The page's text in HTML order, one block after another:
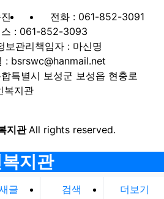
전화 : 061-852-3091
: 061-852-3093
보관리책임자 : 마신명
: bsrswc@hanmail.net
특별시 보성군 보성읍 현충로
복지관
지관All rights reserved.
지관
글 검색 더보기